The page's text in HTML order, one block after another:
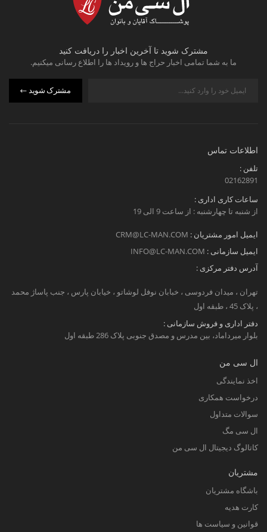
مشترک شوید تا آخرین اخبار را دریافت کنید
ما به شما تمامی اخبار حراج ها و رویداد ها را اطلاع رسانی میکنیم.
مشترک شوید
اطلاعات تماس
تلفن :
02162891
ساعات کاری اداری :
از شنبه تا چهارشنبه : از ساعت 9 الی 19
ایمیل امور مشتریان : CRM@LC-MAN.COM
ایمیل سازمانی : INFO@LC-MAN.COM
آدرس دفتر مرکزی :
تهران ، میدان فردوسی ، خبابان نوفل لوشاتو ، خیابان پارس ، جنب پاساژ محمد
، پلاک 45 ، طبقه اول
دفتر اداری و فروش سازمانی :
بلوار میرداماد، بین مدرس و مصدق جنوبی پلاک 286 طبقه اول
ال سی من
اخذ نمایندگی
درخواست همکاری
سوالات متداول
ال سی مگ
کاتالوگ دیجیتال ال سی من
مشتریان
باشگاه مشتریان
کارت هدیه
قوانین و سیاست ها